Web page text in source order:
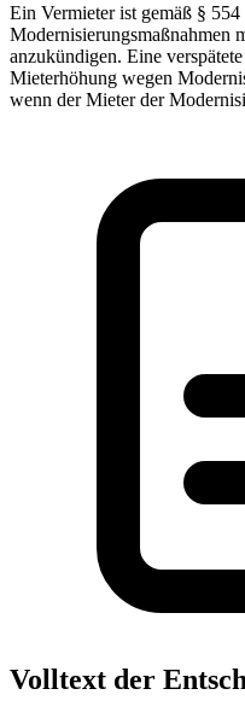
Ein Vermieter ist gemäß §
Modernisierungsmaßnahmen
anzukündigen. Eine
Mieterhöhung wegen
wenn der Mieter der
Volltext der